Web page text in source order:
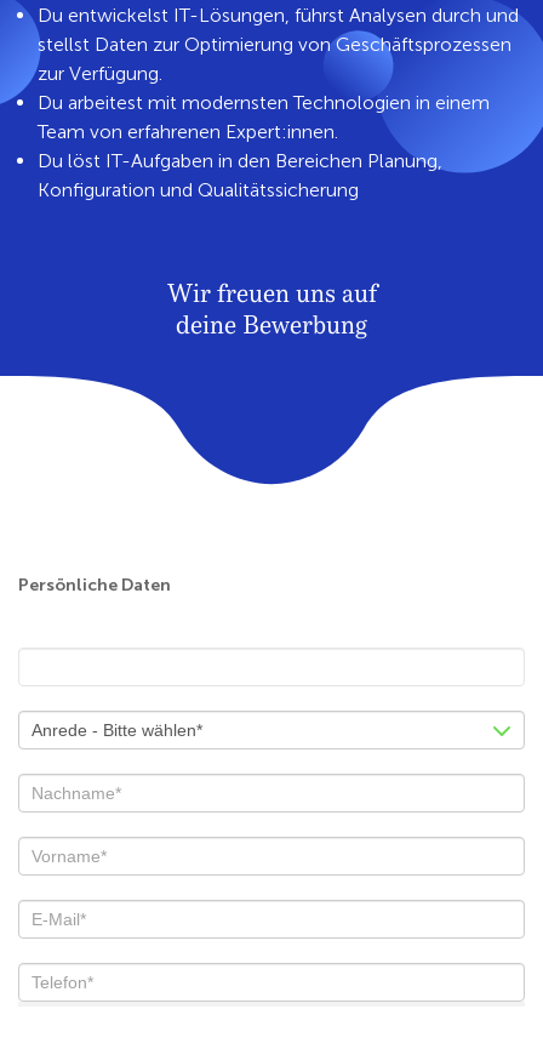
Du entwickelst IT-Lösungen, führst Analysen durch und
stellst Daten zur Optimierung von Geschäftsprozessen
zur Verfügung.
Du arbeitest mit modernsten Technologien in einem
Team von erfahrenen Expert:innen.
Du löst IT-Aufgaben in den Bereichen Planung,
Konfiguration und Qualitätssicherung
Wir freuen uns auf
deine Bewerbung
Job
Persönliche Daten